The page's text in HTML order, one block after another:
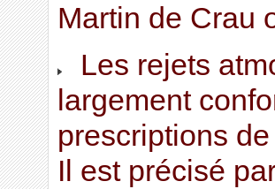
Martin de Crau
Les rejets
largement
prescriptions de
Il est précisé